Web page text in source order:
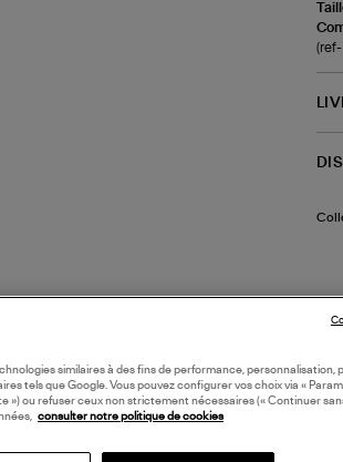
similaires à des fins de performance, personnalisation,
tels que Google. Vous pouvez configurer vos choix via «
») ou refuser ceux non strictement nécessaires (« Continuer
consulter notre politique de cookies